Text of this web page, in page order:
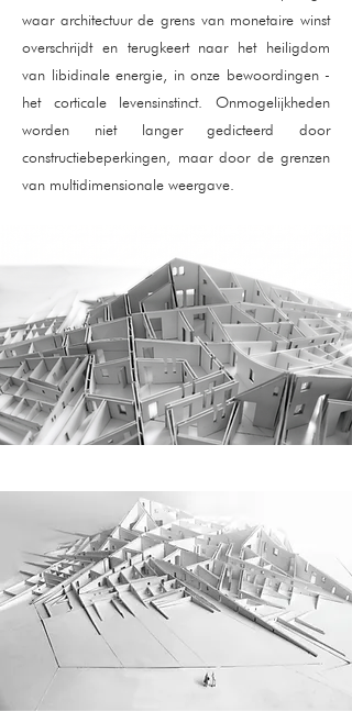
waar architectuur de grens van monetaire winst
overschrijdt en terugkeert naar het heiligdom
van libidinale energie, in onze bewoordingen -
het corticale levensinstinct. Onmogelijkheden
worden niet langer gedicteerd door
constructiebeperkingen, maar door de grenzen
van multidimensionale weergave.